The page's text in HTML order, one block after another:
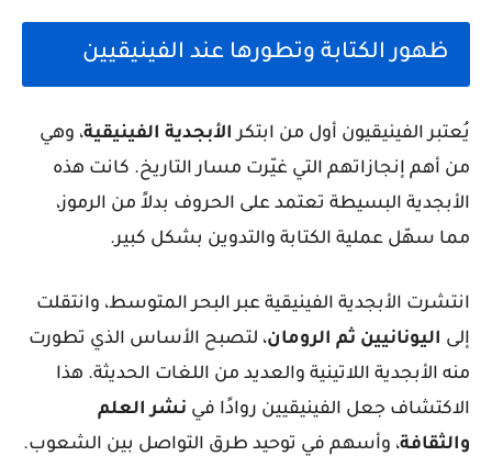
ظهور الكتابة وتطورها عند الفينيقيين
يُعتبر الفينيقيون أول من ابتكر الأبجدية الفينيقية، وهي
من أهم إنجازاتهم التي غيّرت مسار التاريخ. كانت هذه
الأبجدية البسيطة تعتمد على الحروف بدلاً من الرموز،
مما سهّل عملية الكتابة والتدوين بشكل كبير.
انتشرت الأبجدية الفينيقية عبر البحر المتوسط، وانتقلت
إلى اليونانيين ثم الرومان، لتصبح الأساس الذي تطورت
منه الأبجدية اللاتينية والعديد من اللغات الحديثة. هذا
الاكتشاف جعل الفينيقيين روادًا في نشر العلم
والثقافة، وأسهم في توحيد طرق التواصل بين الشعوب.